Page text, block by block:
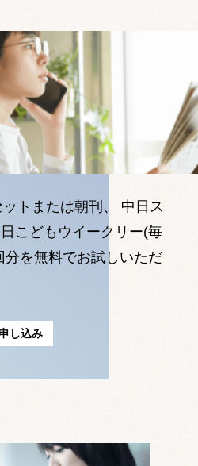
トまたは朝刊、
中日ス
こどもウイークリー(毎
分を無料でお試しいただ
し込み